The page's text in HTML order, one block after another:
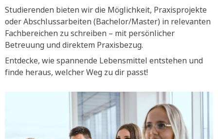
Studierenden bieten wir die Möglichkeit, Praxisprojekte
oder Abschlussarbeiten (Bachelor/Master) in relevanten
Fachbereichen zu schreiben – mit persönlicher
Betreuung und direktem Praxisbezug.
Entdecke, wie spannende Lebensmittel entstehen und
finde heraus, welcher Weg zu dir passt!